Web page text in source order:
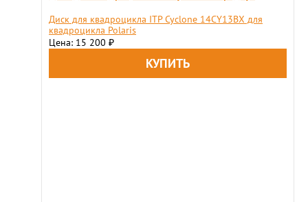
Диск для квадроцикла ITP Cyclone 14CY13BX для
квадроцикла Polaris
Цена: 15 200 ₽